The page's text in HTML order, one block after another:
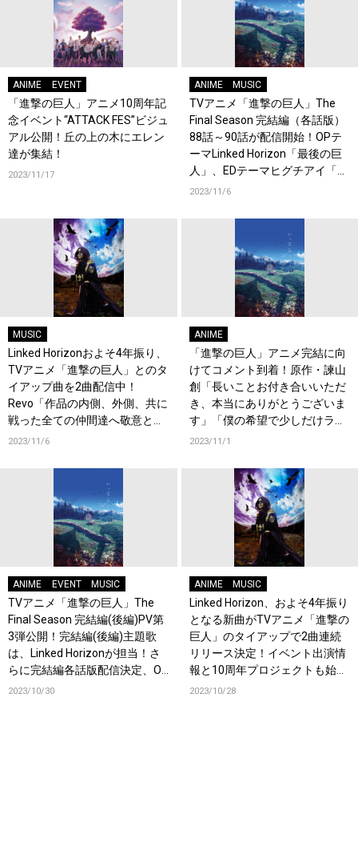
ANIME EVENT
「進撃の巨人」アニメ10周年記
念イベント“ATTACK FES”ビジュ
アル公開！丘の上の木にエレン
達が集結！
2023/11/17
ANIME MUSIC
TVアニメ「進撃の巨人」The
Final Season 完結編（各話版）
88話～90話が配信開始！OPテ
ーマLinked Horizon「最後の巨
人」、EDテーマヒグチアイ「い
ってらっしゃい」のノンクレジ
2023/11/6
MUSIC
Linked Horizonおよそ4年振り、
TVアニメ「進撃の巨人」とのタ
イアップ曲を2曲配信中！
Revo「作品の内側、外側、共に
戦った全ての仲間達へ敬意と愛
を持って、ひとつの心臓と、ふ
2023/11/6
ANIME
「進撃の巨人」アニメ完結に向
けてコメント到着！原作・諫山
創「長いことお付き合いいただ
き、本当にありがとうございま
す」「僕の希望で少しだけラス
トのネームを描き直させていた
2023/11/1
ANIME EVENT MUSIC
TVアニメ「進撃の巨人」The
Final Season 完結編(後編)PV第
3弾公開！完結編(後編)主題歌
は、Linked Horizonが担当！さ
らに完結編各話版配信決定、OP
テーマはLinked Horizon、EDテ
2023/10/30
ANIME MUSIC
Linked Horizon、およそ4年振り
となる新曲がTVアニメ「進撃の
巨人」のタイアップで2曲連続
リリース決定！イベント出演情
報と10周年プロジェクトも始
動！終撃開始ッ！
2023/10/28